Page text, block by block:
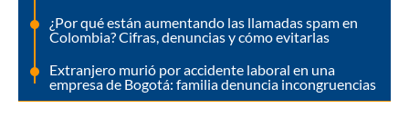
¿Por qué están aumentando las llamadas spam en
Colombia? Cifras, denuncias y cómo evitarlas
Extranjero murió por accidente laboral en una
empresa de Bogotá: familia denuncia incongruencias